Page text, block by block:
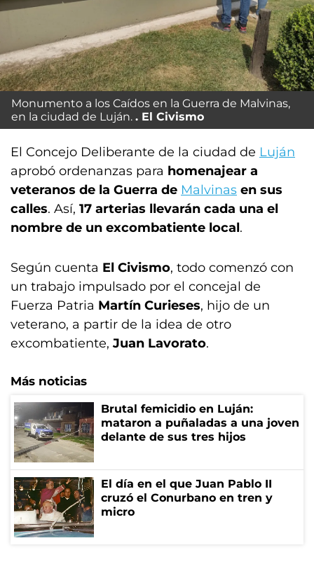
Monumento a los Caídos en la Guerra de Malvinas,
en la ciudad de Luján.
El Civismo
El Concejo Deliberante de la ciudad de Luján
aprobó ordenanzas para homenajear a
veteranos de la Guerra de Malvinas en sus
calles. Así, 17 arterias llevarán cada una el
nombre de un excombatiente local.
Según cuenta El Civismo, todo comenzó con
un trabajo impulsado por el concejal de
Fuerza Patria Martín Curieses, hijo de un
veterano, a partir de la idea de otro
excombatiente, Juan Lavorato.
Más noticias
Brutal femicidio en Luján:
mataron a puñaladas a una joven
delante de sus tres hijos
El día en el que Juan Pablo II
cruzó el Conurbano en tren y
micro